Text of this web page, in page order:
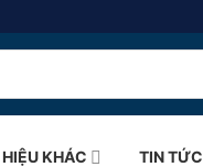
KHÁC TIN TỨC